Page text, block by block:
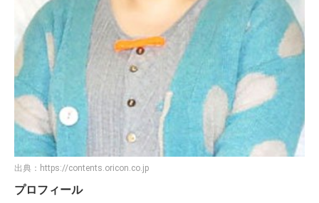
出典： https://contents.oricon.co.jp
プロフィール